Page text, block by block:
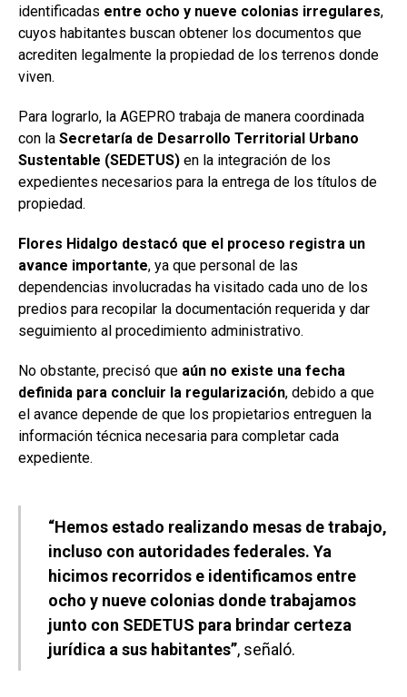
identificadas entre ocho y nueve colonias irregulares,
cuyos habitantes buscan obtener los documentos que
acrediten legalmente la propiedad de los terrenos donde
viven.
Para lograrlo, la AGEPRO trabaja de manera coordinada
con la Secretaría de Desarrollo Territorial Urbano
Sustentable (SEDETUS) en la integración de los
expedientes necesarios para la entrega de los títulos de
propiedad.
Flores Hidalgo destacó que el proceso registra un
avance importante, ya que personal de las
dependencias involucradas ha visitado cada uno de los
predios para recopilar la documentación requerida y dar
seguimiento al procedimiento administrativo.
No obstante, precisó que aún no existe una fecha
definida para concluir la regularización, debido a que
el avance depende de que los propietarios entreguen la
información técnica necesaria para completar cada
expediente.
“Hemos estado realizando mesas de trabajo,
incluso con autoridades federales. Ya
hicimos recorridos e identificamos entre
ocho y nueve colonias donde trabajamos
junto con SEDETUS para brindar certeza
jurídica a sus habitantes”, señaló.